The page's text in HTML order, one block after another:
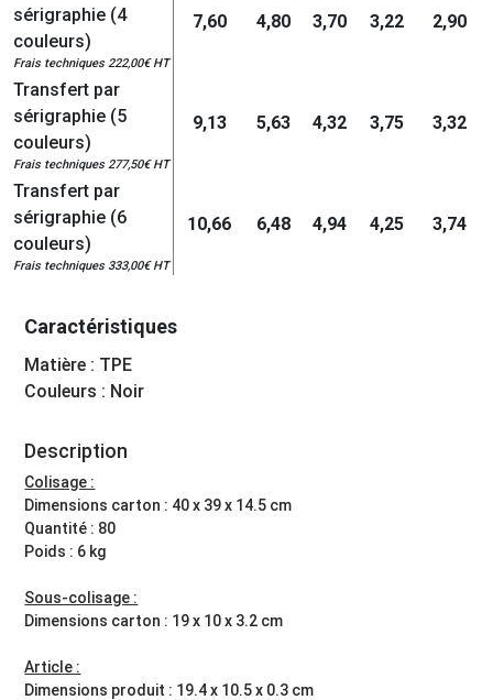
sérigraphie (4
couleurs)
Frais techniques 222,00€ HT
7,60 4,80 3,70 3,22 2,90
Transfert par
sérigraphie (5
couleurs)
Frais techniques 277,50€ HT
9,13 5,63 4,32 3,75 3,32
Transfert par
sérigraphie (6
couleurs)
Frais techniques 333,00€ HT
10,66 6,48 4,94 4,25 3,74
Caractéristiques
Matière : TPE
Couleurs : Noir
Description
Colisage :
Dimensions carton : 40 x 39 x 14.5 cm
Quantité : 80
Poids : 6 kg
Sous-colisage :
Dimensions carton : 19 x 10 x 3.2 cm
Article :
Dimensions produit : 19.4 x 10.5 x 0.3 cm